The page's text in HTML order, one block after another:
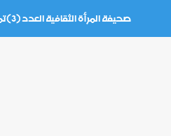
صحيفة المرأة الثقافية العدد (3) تموز 2026